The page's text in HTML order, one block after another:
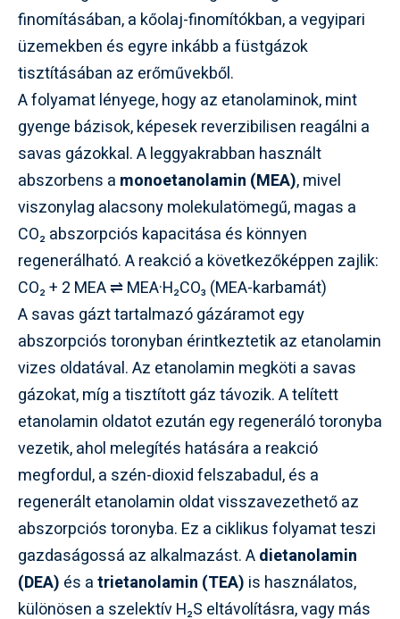
finomításában, a kőolaj-finomítókban, a vegyipari
üzemekben és egyre inkább a füstgázok
tisztításában az erőművekből.
A folyamat lényege, hogy az etanolaminok, mint
gyenge bázisok, képesek reverzibilisen reagálni a
savas gázokkal. A leggyakrabban használt
abszorbens a monoetanolamin (MEA), mivel
viszonylag alacsony molekulatömegű, magas a
CO₂ abszorpciós kapacitása és könnyen
regenerálható. A reakció a következőképpen zajlik:
CO₂ + 2 MEA ⇌ MEA·H₂CO₃ (MEA-karbamát)
A savas gázt tartalmazó gázáramot egy
abszorpciós toronyban érintkeztetik az etanolamin
vizes oldatával. Az etanolamin megköti a savas
gázokat, míg a tisztított gáz távozik. A telített
etanolamin oldatot ezután egy regeneráló toronyba
vezetik, ahol melegítés hatására a reakció
megfordul, a szén-dioxid felszabadul, és a
regenerált etanolamin oldat visszavezethető az
abszorpciós toronyba. Ez a ciklikus folyamat teszi
gazdaságossá az alkalmazást. Adietanolamin
(DEA) és atrietanolamin (TEA) is használatos,
különösen a szelektív H₂S eltávolításra, vagy más